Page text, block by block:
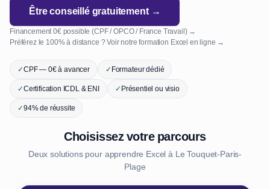
Être conseillé gratuitement →
Financement 0€ possible (CPF / OPCO / France Travail) →
Préférez le 100% à distance ? Voir notre formation Excel en ligne →
✓CPF — 0€ à avancer ✓Formateur dédié
✓Certification ICDL & ENI ✓Présentiel ou visio
✓94% de réussite
Choisissez votre parcours
Deux solutions pour apprendre Excel à Le Touquet-Paris-
Plage